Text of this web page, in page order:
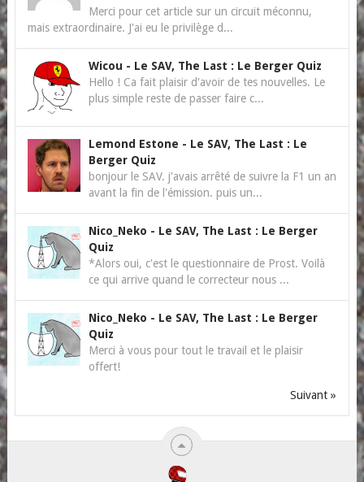
Merci pour cet article sur un circuit méconnu,
mais extraordinaire. J'ai eu le privilège d...
Wicou - Le SAV, The Last : Le Berger Quiz
Hello ! Ca fait plaisir d'avoir de tes nouvelles. Le
plus simple reste de passer faire c...
Lemond Estone - Le SAV, The Last : Le
Berger Quiz
bonjour le SAV. j'avais arrêté de suivre la F1 un an
avant la fin de l'émission. puis un...
Nico_Neko - Le SAV, The Last : Le Berger
Quiz
*Alors oui, c'est le questionnaire de Prost. Voilà
ce qui arrive quand le correcteur nous ...
Nico_Neko - Le SAV, The Last : Le Berger
Quiz
Merci à vous pour tout le travail et le plaisir
offert!
Suivant »